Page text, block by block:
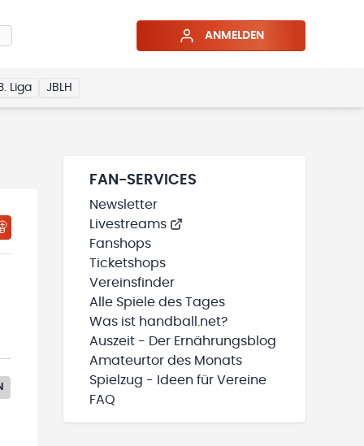
ANMELDEN
Liga JBLH
FAN-SERVICES
Newsletter
Livestreams
Fanshops
Ticketshops
Vereinsfinder
Alle Spiele des Tages
Was ist handball.net?
Auszeit - Der Ernährungsblog
Amateurtor des Monats
Spielzug - Ideen für Vereine
FAQ